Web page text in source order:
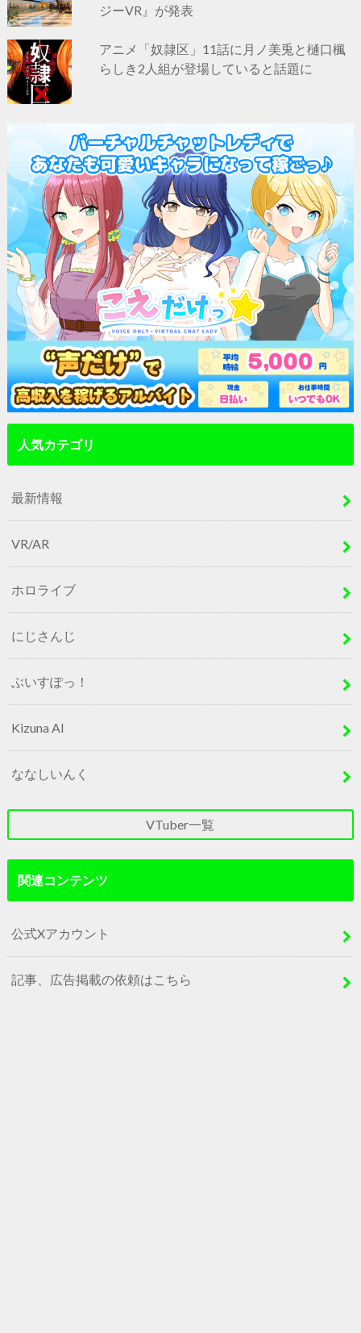
ジーVR』が発表
アニメ「奴隷区」11話に月ノ美兎と樋口楓
らしき2人組が登場していると話題に
人気カテゴリ
最新情報
VR/AR
ホロライブ
にじさんじ
ぶいすぽっ！
Kizuna AI
ななしいんく
VTuber一覧
関連コンテンツ
公式Xアカウント
記事、広告掲載の依頼はこちら